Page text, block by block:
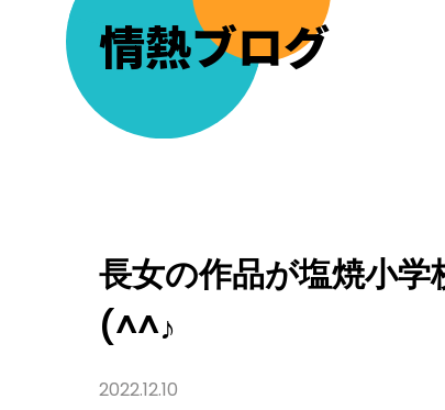
と
し
市
聞
展」
に
選
ば
れ
し
た
情熱ブログ
長女の作品が塩焼小
(^^♪
2022.12.10